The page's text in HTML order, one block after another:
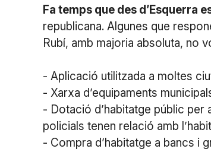
Fa temps que des d’Esquerra
republicana. Algunes que
Rubí, amb majoria absoluta, no
- Aplicació utilitzada a moltes
- Xarxa d’equipaments
- Dotació d’habitatge públic per
policials tenen relació amb
- Compra d’habitatge a bancs i